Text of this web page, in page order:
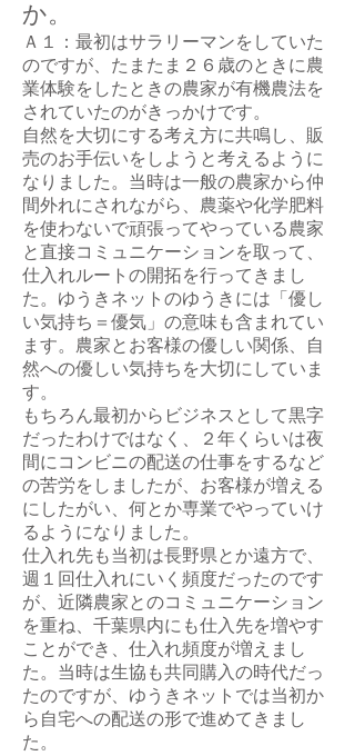
か。
Ａ１：最初はサラリーマンをしていた
のですが、たまたま２６歳のときに農
業体験をしたときの農家が有機農法を
されていたのがきっかけです。
自然を大切にする考え方に共鳴し、販
売のお手伝いをしようと考えるように
なりました。当時は一般の農家から仲
間外れにされながら、農薬や化学肥料
を使わないで頑張ってやっている農家
と直接コミュニケーションを取って、
仕入れルートの開拓を行ってきまし
た。ゆうきネットのゆうきには「優し
い気持ち＝優気」の意味も含まれてい
ます。農家とお客様の優しい関係、自
然への優しい気持ちを大切にしていま
す。
もちろん最初からビジネスとして黒字
だったわけではなく、２年くらいは夜
間にコンビニの配送の仕事をするなど
の苦労をしましたが、お客様が増える
にしたがい、何とか専業でやっていけ
るようになりました。
仕入れ先も当初は長野県とか遠方で、
週１回仕入れにいく頻度だったのです
が、近隣農家とのコミュニケーション
を重ね、千葉県内にも仕入先を増やす
ことができ、仕入れ頻度が増えまし
た。当時は生協も共同購入の時代だっ
たのですが、ゆうきネットでは当初か
ら自宅への配送の形で進めてきまし
た。